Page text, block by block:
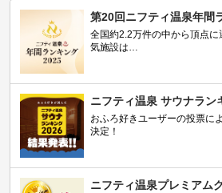
第20回ニフティ温泉年間
全国約2.2万件の中から頂点
気施設は…
ニフティ温泉 サウナラン
おふろ好きユーザーの投票に
決定！
ニフティ温泉プレミアム